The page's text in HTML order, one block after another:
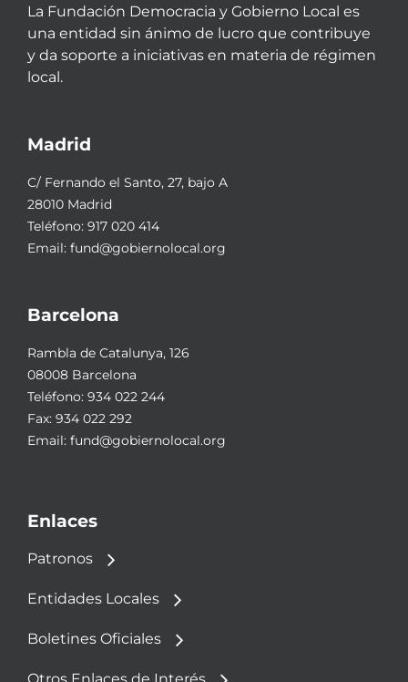
La Fundación Democracia y Gobierno Local es
una entidad sin ánimo de lucro que contribuye
y da soporte a iniciativas en materia de régimen
local.
Madrid
C/ Fernando el Santo, 27, bajo A
28010 Madrid
Teléfono: 917 020 414
Email: fund@gobiernolocal.org
Barcelona
Rambla de Catalunya, 126
08008 Barcelona
Teléfono: 934 022 244
Fax: 934 022 292
Email: fund@gobiernolocal.org
Enlaces
Patronos
Entidades Locales
Boletines Oficiales